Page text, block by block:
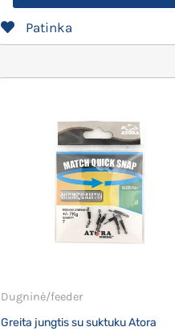
Patinka
Dugninė/feeder
Greita jungtis su suktuku Atora